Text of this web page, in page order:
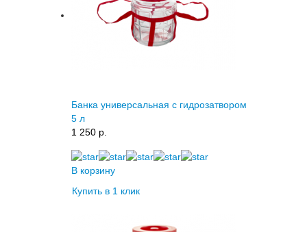
Банка универсальная с гидрозатвором
5 л
1 250 p.
В корзину
Купить в 1 клик